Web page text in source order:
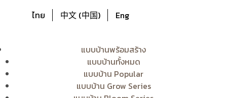
ไทย
中文 (中国) Eng
แบบบ้านพร้อมสร้าง
แบบบ้านทั้งหมด
แบบบ้าน Popular
แบบบ้าน Grow Series